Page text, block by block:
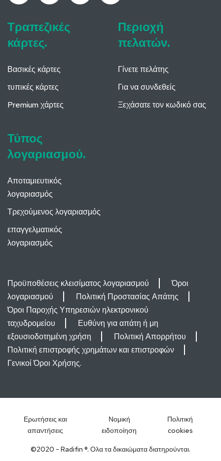
Τραπεζικές
κάρτες.
Βασικές κάρτες
τυπικές κάρτες
Premium χάρτες
Περιοχή
πελατών.
Γίνετε πελάτης
Για να συνδεθείς
Ξεχάσατε τον κωδικό σας
Τύπος
λογαριασμού.
Αποταμιευτικός
λογαριασμός
Τρεχούμενος λογαριασμός
επαγγελματικός
λογαριασμός
Προϋποθέσεις κλεισίματος λογαριασμού
Όροι
λογαριασμού
Πολιτική Προστασίας Απάτης
Όροι Παροχής Υπηρεσιών ηλεκτρονικού
ταχυδρομείου
Ευθύνη για απάτη ή μη
εξουσιοδοτημένη χρήση
Πολιτική Απορρήτου
Πολιτική επιστροφής χρημάτων και επιστροφών
Γενικοί Όροι Χρήσης.
Ερωτήσεις και
απαντήσεις
Νομική
ειδοποίηση
Πολιτική
cookies
©2020 - Radifin ®. Ολα τα δικαιώματα διατηρούνται.